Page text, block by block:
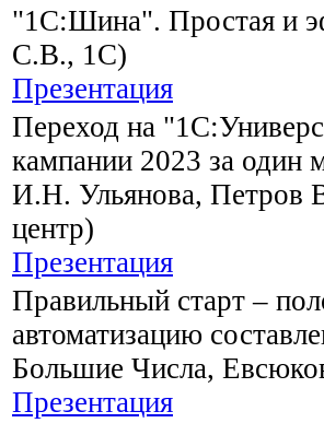
"1С:Шина". Простая и
С.В., 1С)
Презентация
Переход на
кампании 2023 за
И.Н. Ульянова, Петров
центр)
Презентация
Правильный старт –
автоматизацию
Большие Числа,
Презентация